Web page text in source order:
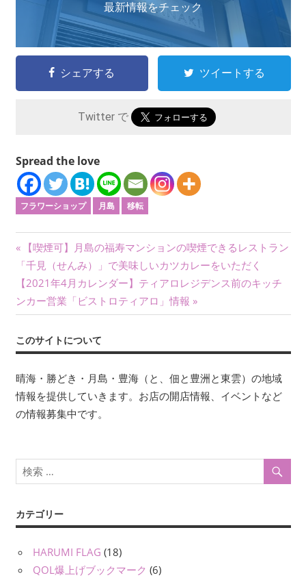
最新情報をチェック
シェアする ツイートする
Twitter で
Spread the love
フラワーショップ 月島 移転
投
稿
ナ
ビ
ゲ
ー
シ
ン
前
の
記
事:
【喫煙可】月島の福寿マンションの喫煙できるレストラン
「千見（せんみ）」で美味しいカツカレーをいただく
次
の
記
事:
【2021年4月カレンダー】ティアロレジデンス前のキッチ
ンカー営業「ビストロティアロ」情報
このサイトについて
晴海・勝どき・月島・豊海（と、佃と豊洲と東雲）の地域
情報を提供していきます。お店の開店情報、イベントなど
の情報募集中です。
カテゴリー
HARUMI FLAG (18)
QOL爆上げブックマーク (6)